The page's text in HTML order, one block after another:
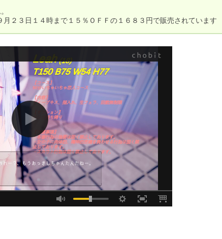
２３日１４時まで１５％ＯＦＦの１６８３円で販売されています